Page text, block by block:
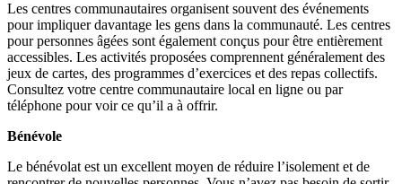
Les centres communautaires organisent souvent des événements
pour impliquer davantage les gens dans la communauté. Les centres
pour personnes âgées sont également conçus pour être entièrement
accessibles. Les activités proposées comprennent généralement des
jeux de cartes, des programmes d’exercices et des repas collectifs.
Consultez votre centre communautaire local en ligne ou par
téléphone pour voir ce qu’il a à offrir.
Bénévole
Le bénévolat est un excellent moyen de réduire l’isolement et de